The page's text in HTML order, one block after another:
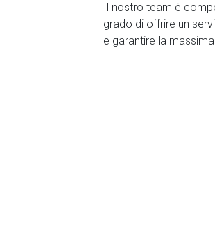
Il nostro team è
grado di offrire un
e garantire la